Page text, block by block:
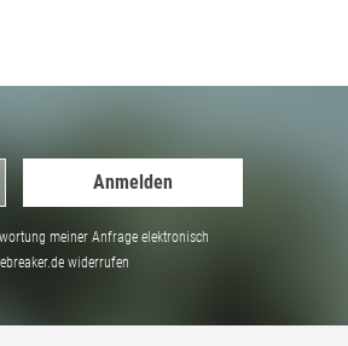
Anmelden
meiner Anfrage elektronisch
widerrufen